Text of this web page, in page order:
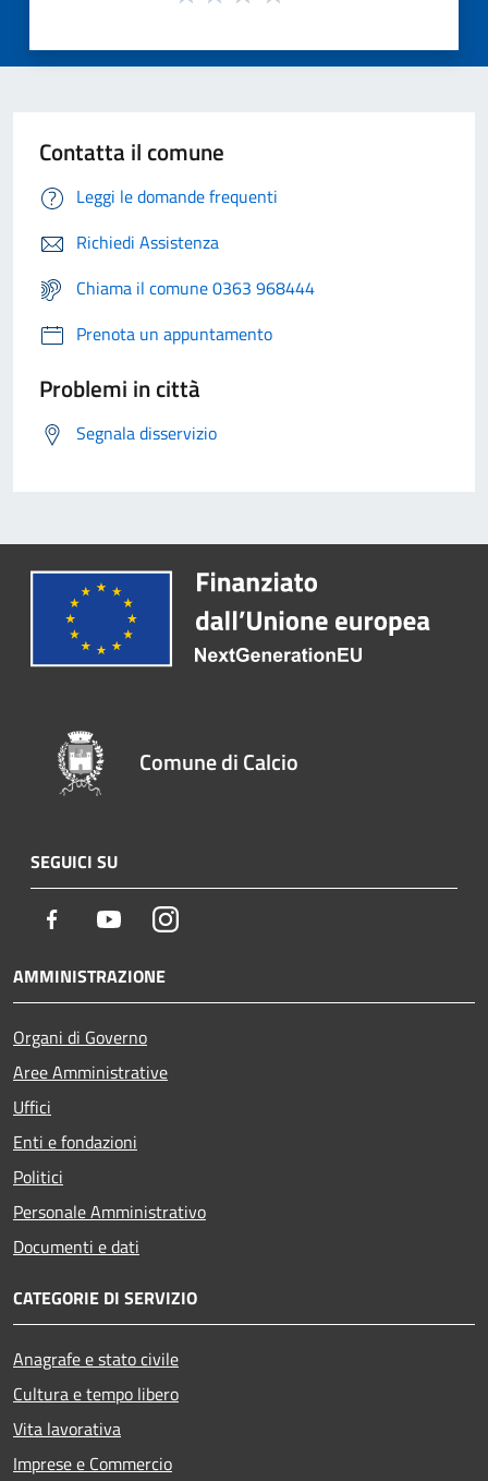
Contatta il comune
Leggi le domande frequenti
Richiedi Assistenza
Chiama il comune 0363 968444
Prenota un appuntamento
Problemi in città
Segnala disservizio
Comune di Calcio
SEGUICI SU
Facebook YoutubeInstagram
AMMINISTRAZIONE
Organi di Governo
Aree Amministrative
Uffici
Enti e fondazioni
Politici
Personale Amministrativo
Documenti e dati
CATEGORIE DI SERVIZIO
Anagrafe e stato civile
Cultura e tempo libero
Vita lavorativa
Imprese e Commercio